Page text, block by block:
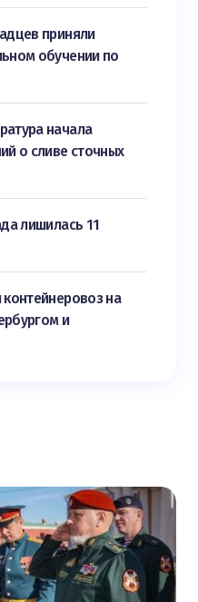
приняли
обучении по
начала
о сливе сточных
лишилась 11
контейнеровоз на
и